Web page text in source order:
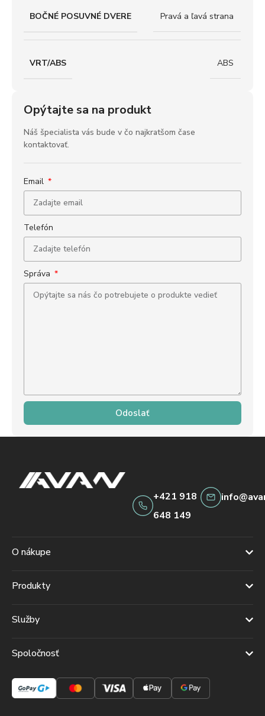
BOČNÉ POSUVNÉ DVERE Pravá a ľavá strana
VRT/ABS ABS
Opýtajte sa na produkt
Náš špecialista vás bude v čo najkratšom čase
kontaktovať.
Email
Telefón
Správa
Odoslať
+421 918
648 149
O nákupe
Produkty
Služby
Spoločnosť